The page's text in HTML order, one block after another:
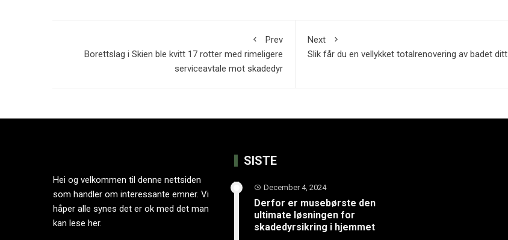
Prev
Borettslag i Skien ble kvitt 17 rotter med rimeligere
serviceavtale mot skadedyr
Next
Slik får du en vellykket totalrenovering av badet ditt
Hei og velkommen til denne nettsiden
som handler om interessante emner. Vi
håper alle synes det er ok med det man
kan lese her.
SISTE
December 4, 2024
Derfor er musebørste den
ultimate løsningen for
skadedyrsikring i hjemmet